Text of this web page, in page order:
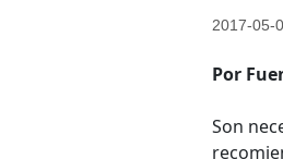
2017-05-
Por
Son